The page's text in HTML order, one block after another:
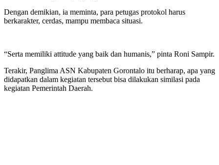
Dengan demikian, ia meminta, para petugas protokol harus
berkarakter, cerdas, mampu membaca situasi.
“Serta memiliki attitude yang baik dan humanis,” pinta Roni Sampir.
Terakir, Panglima ASN Kabupaten Gorontalo itu berharap, apa yang
didapatkan dalam kegiatan tersebut bisa dilakukan similasi pada
kegiatan Pemerintah Daerah.